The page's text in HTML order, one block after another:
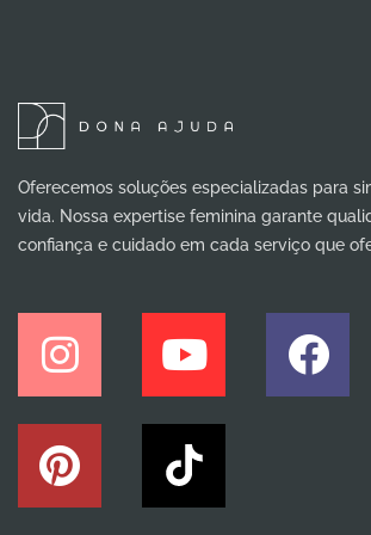
Oferecemos soluções especializadas para
vida. Nossa expertise feminina garante
confiança e cuidado em cada serviço que